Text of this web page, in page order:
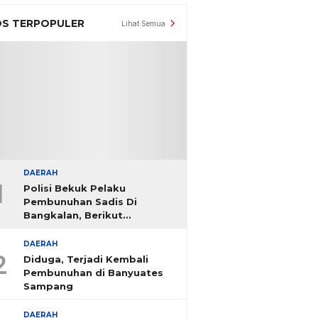
TERPOPULER Lihat Semua
DAERAH
Polisi Bekuk Pelaku
Pembunuhan Sadis Di
Bangkalan, Berikut
DAERAH
Diduga, Terjadi Kembali
Pembunuhan di Banyuates
Sampang
DAERAH